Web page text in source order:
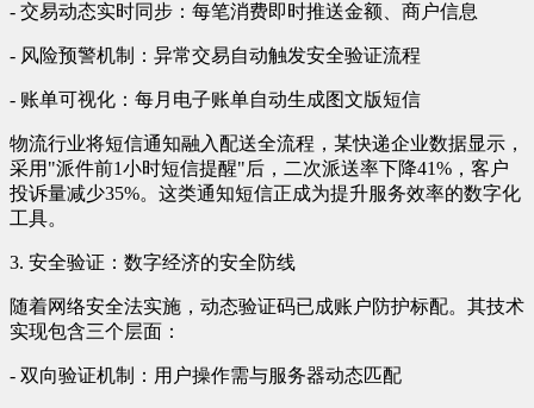
- 交易动态实时同步：每笔消费即时推送金额、商户信息
- 风险预警机制：异常交易自动触发安全验证流程
- 账单可视化：每月电子账单自动生成图文版短信
物流行业将短信通知融入配送全流程，某快递企业数据显示，
采用"派件前1小时短信提醒"后，二次派送率下降41%，客户
投诉量减少35%。这类通知短信正成为提升服务效率的数字化
工具。
3. 安全验证：数字经济的安全防线
随着网络安全法实施，动态验证码已成账户防护标配。其技术
实现包含三个层面：
- 双向验证机制：用户操作需与服务器动态匹配